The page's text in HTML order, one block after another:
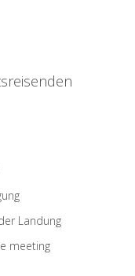
Landung
meeting